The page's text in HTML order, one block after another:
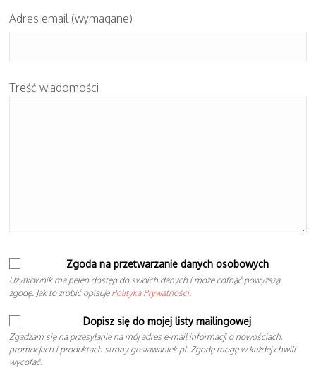
Adres email (wymagane)
Treść wiadomości
Zgoda na przetwarzanie danych osobowych
Użytkownik ma pełen dostęp do swoich danych i może cofnąć powyższą
zgodę. Jak to zrobić opisuje Polityka Prywatności.
Dopisz się do mojej listy mailingowej
Zgadzam się na przesyłanie na mój adres e-mail informacji o nowościach,
promocjach i produktach strony gosiawaniek.pl. Zgodę mogę w każdej chwili
wycofać.